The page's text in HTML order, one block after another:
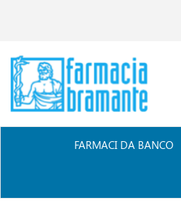
Farmacia
Bramante
FARMACI DA BANCO